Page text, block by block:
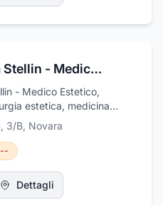
Cardiologia
Ecografia Fisioterapia
Ortopedia e
e Psicoterapia
Dott.ssa Livia Stellin - Medico Estetico
- Medico Estetico,
estetica, medicina
studio a Novara in Via
Dottoressa ha conseguito
e chirurgia,
all’albo dei
Odontoiatri di Novara.
quali: chirurgia estetica
3/B, Novara
Dettagli